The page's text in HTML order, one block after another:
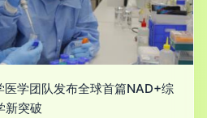
医学团队发布全球首篇NAD+综
新突破